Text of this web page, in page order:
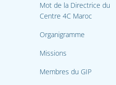
Mot de la Directrice du
Centre 4C Maroc
Organigramme
Missions
Membres du GIP